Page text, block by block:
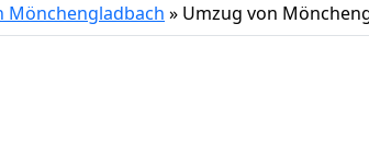
Mönchengladbach » Umzug von